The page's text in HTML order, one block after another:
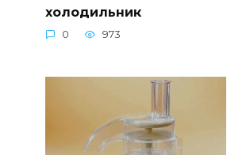
холодильник
0 973